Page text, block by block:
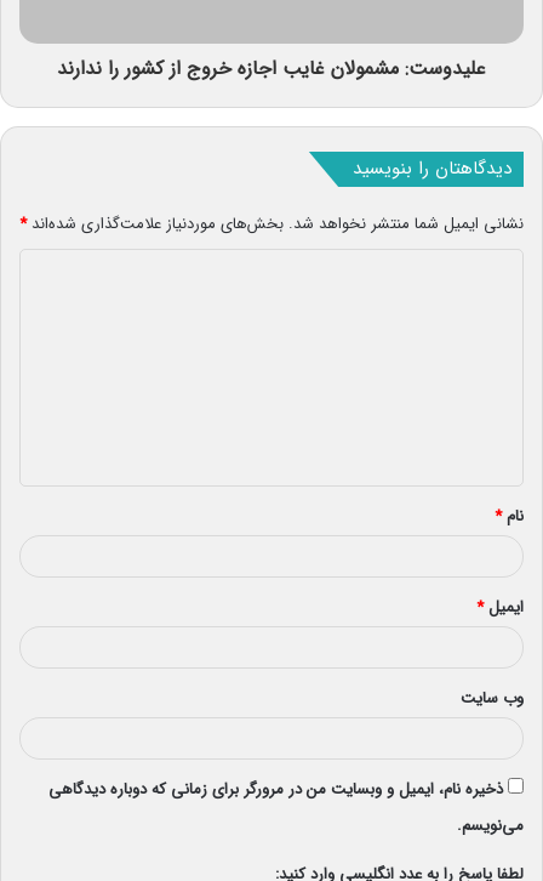
علیدوست: مشمولان غایب اجازه خروج از کشور را ندارند
دیدگاهتان را بنویسید
نشانی ایمیل شما منتشر نخواهد شد. بخش‌های موردنیاز علامت‌گذاری شده‌اند*
*
نام*
ایمیل*
وب‌ سایت
ذخیره نام، ایمیل و وبسایت من در مرورگر برای زمانی که دوباره دیدگاهی
می‌نویسم.
لطفا پاسخ را به عدد انگلیسی وارد کنید: